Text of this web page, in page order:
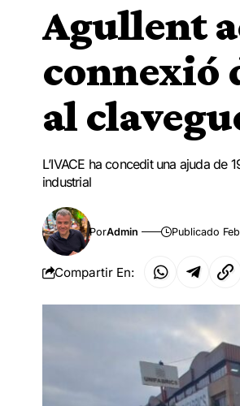
Agullent
connexió
al
L’IVACE ha concedit una ajuda de
industrial
PorAdmin Publicado
Compartir En: